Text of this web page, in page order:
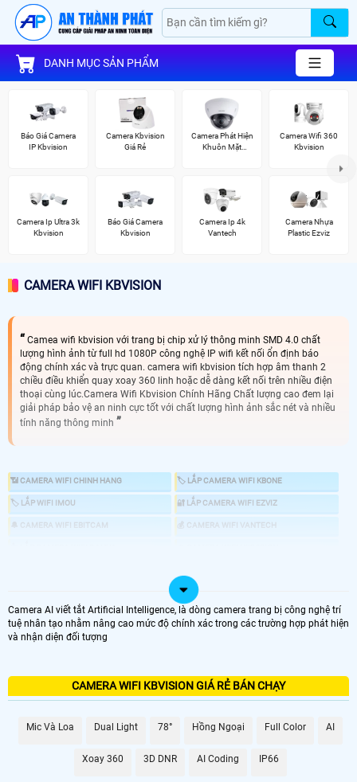
DANH MỤC SẢN PHẨM
Báo Giá Camera
IP Kbvision
Camera Kbvision
Giá Rẻ
Camera Phát Hiện
Khuôn Mặt
Camera Wifi 360
Kbvision
Camera Ip Ultra 3k
Kbvision
Báo Giá Camera
Kbvision
Camera Ip 4k
Vantech
Camera Nhựa
Plastic Ezviz
CAMERA WIFI KBVISION
Camea wifi kbvision với trang bị chip xử lý thông minh SMD 4.0 chất
lượng hình ảnh từ full hd 1080P công nghệ IP wifi kết nối ổn định báo
động chính xác và trực quan. camera wifi kbvision tích hợp âm thanh 2
chiều điều khiển quay xoay 360 linh hoặc dễ dàng kết nối trên nhiều điện
thoại cùng lúc.Camera Wifi Kbvision Chính Hãng Chất lượng cao đem lại
giải pháp bảo vệ an ninh cực tốt với chất lượng hình ảnh sắc nét và nhiều
tính năng thông minh
📶 CAMERA WIFI CHINH HANG 🏷 LẮP CAMERA WIFI KBONE
🏷 LẮP WIFI IMOU 🔐 LẮP CAMERA WIFI EZVIZ
🔔 CAMERA WIFI EBITCAM 💰 CAMERA WIFI VANTECH
📍 CAMERA WIFI ULTRA 2K 4.0MP
📶 TRỌN BỘ CAMERA WIFI 🖥 LẮP CAMERA TRỌN BỘ
🔍 CAMERA KHÔNG CẦN ĐẦU GHI
📐 CAMERA WIFI GIÁ RẺ BÁN CHẠY
🤵 lắp camera wifi KBvision là nhu cầu nhiều của đa phần các hộ gia đình cửa
độ hay camera có chức năng thông minh báo động chống trộm mà tùy loại
bán chạy nhất của các hãng
Camera AI viết tắt Artificial Intelligence, là dòng camera trang bị công nghệ trí
tuệ nhân tạo nhằm nâng cao mức độ chính xác trong các trường hợp phát hiện
và nhận diện đối tượng
CAMERA WIFI KBVISION GIÁ RẺ BÁN CHẠY
Mic Và Loa Dual Light 78° Hồng Ngoại Full Color AI
Xoay 360 3D DNR AI Coding IP66